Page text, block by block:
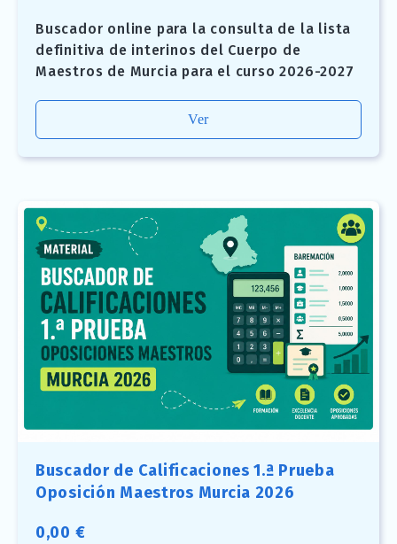
Buscador online para la consulta de la lista
definitiva de interinos del Cuerpo de
Maestros de Murcia para el curso 2026-2027
Ver
Buscador de Calificaciones 1.ª Prueba
Oposición Maestros Murcia 2026
0,00 €